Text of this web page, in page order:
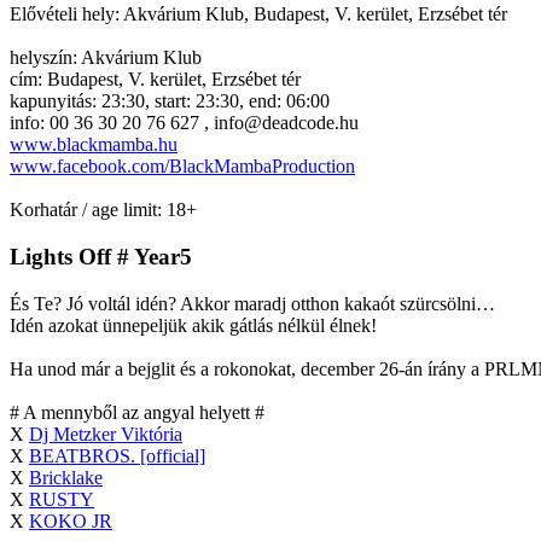
Elővételi hely: Akvárium Klub, Budapest, V. kerület, Erzsébet tér
helyszín: Akvárium Klub
cím: Budapest, V. kerület, Erzsébet tér
kapunyitás: 23:30, start: 23:30, end: 06:00
info: 00 36 30 20 76 627 , info@deadcode.hu
www.blackmamba.hu
www.facebook.com/BlackMambaProduction
Korhatár / age limit: 18+
Lights Off # Year5
És Te? Jó voltál idén? Akkor maradj otthon kakaót szürcsölni…
Idén azokat ünnepeljük akik gátlás nélkül élnek!
Ha unod már a bejglit és a rokonokat, december 26-án írány a
# A mennyből az angyal helyett #
X Dj Metzker Viktória
X BEATBROS. [official]
X Bricklake
X RUSTY
X KOKO JR